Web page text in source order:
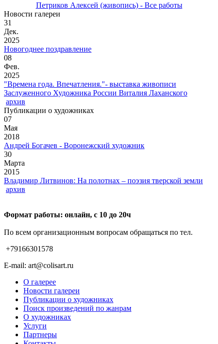
Петриков Алексей (живопись) - Все работы
Новости галереи
31
Дек.
2025
Новогоднее поздравление
08
Фев.
2025
"Времена года. Впечатления."- выставка живописи
Заслуженного Художника России Виталия Лаханского
архив
Публикации о художниках
07
Мая
2018
Андрей Богачев - Воронежский художник
30
Марта
2015
Владимир Литвинов: На полотнах – поэзия тверской земли
архив
Формат работы: онлайн, с 10 до 20ч
По всем организационным вопросам обращаться по тел.
+79166301578
E-mail: art@colisart.ru
О галерее
Новости галереи
Публикации о художниках
Поиск произведений по жанрам
О художниках
Услуги
Партнеры